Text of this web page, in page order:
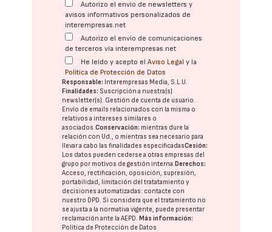
Autorizo el envío de newsletters y
avisos informativos personalizados de
interempresas.net
Autorizo el envío de comunicaciones
de terceros vía interempresas.net
He leído y acepto elAviso Legal y la
Política de Protección de Datos
Responsable: Interempresas Media, S.L.U.
Finalidades: Suscripción a nuestra(s)
newsletter(s). Gestión de cuenta de usuario.
Envío de emails relacionados con la misma o
relativos a intereses similares o
asociados.Conservación: mientras dure la
relación con Ud., o mientras sea necesario para
llevar a cabo las finalidades especificadasCesión:
Los datos pueden cederse a otras empresas del
grupo por motivos de gestión interna.Derechos:
Acceso, rectificación, oposición, supresión,
portabilidad, limitación del tratatamiento y
decisiones automatizadas: contacte con
nuestro DPD . Si considera que el tratamiento no
se ajusta a la normativa vigente, puede presentar
reclamación ante laAEPD .Más información:
Política de Protección de Datos